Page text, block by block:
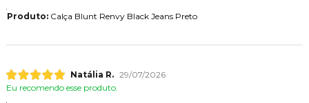
Produto:Calça Blunt Renvy Black Jeans Preto
Natália R. 29/07/2026
Eu recomendo esse produto.